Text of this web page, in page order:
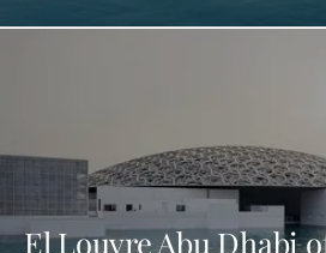
El Louvre Abu Dhabi